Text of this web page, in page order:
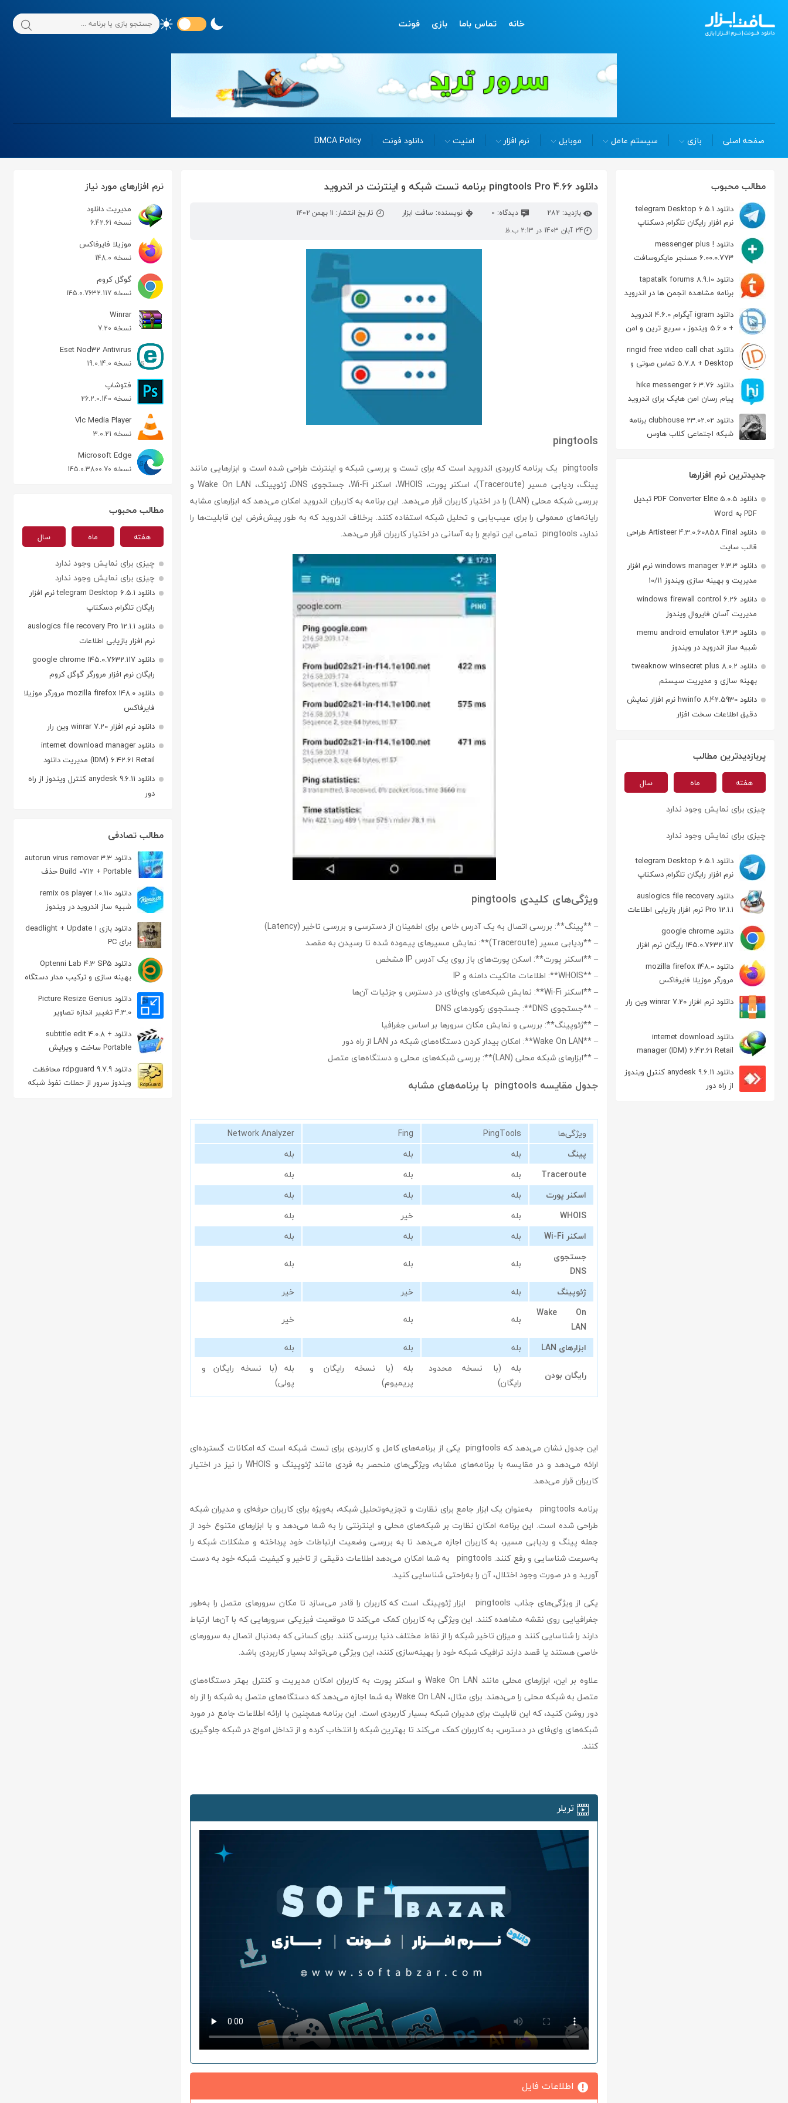
خانه تماس باما بازی فونت
صفحه اصلی بازی سیستم عامل موبایل نرم افزار امنیت دانلود فونت DMCA Policy
مطالب محبوب
دانلود telegram Desktop 6.5.1
نرم افزار رایگان تلگرام دسکتاپ
دانلود messenger plus !
6.00.0.773 مسنجر مایکروسافت
دانلود tapatalk forums 8.9.10
برنامه مشاهده انجمن ها در اندروید
دانلود igram آیگرام 4.6.0 اندروید
+ 5.6.0 ویندوز ، سریع ترین و امن
ترین نسخه تلگرام
دانلود ringid free video call chat
5.7.8 + Desktop تماس صوتی و
تصویری در اندروید
دانلود hike messenger 6.3.76
پیام‌ رسان‌ امن هایک برای اندروید
دانلود clubhouse 23.02.02 برنامه
شبکه اجتماعی کلاب هاوس
جدیدترین نرم افزارها
دانلود PDF Converter Elite 5.0.5 تبدیل
PDF به Word
دانلود Artisteer 4.3.0.60858 Final طراحی
قالب سایت
دانلود windows manager 2.3.3 نرم افزار
مدیریت و بهینه سازی ویندوز 10/11
دانلود windows firewall control 6.26
مدیریت آسان فایروال ویندوز
دانلود memu android emulator 9.3.3
شبیه ساز اندروید در ویندوز
دانلود tweaknow winsecret plus 8.0.2
بهینه سازی و مدیریت سیستم
دانلود hwinfo 8.42.5930 نرم افزار نمایش
دقیق اطلاعات سخت افزار
پربازدیدترین مطالب
هفته ماه سال
چیزی برای نمایش وجود ندارد
چیزی برای نمایش وجود ندارد
دانلود telegram Desktop 6.5.1
نرم افزار رایگان تلگرام دسکتاپ
دانلود auslogics file recovery
Pro 12.1.1 نرم افزار بازیابی اطلاعات
دانلود google chrome
145.0.7632.117 رایگان نرم افزار
مرورگر گوگل کروم
دانلود mozilla firefox 148.0
مرورگر موزیلا فایرفاکس
دانلود نرم افزار winrar 7.20 وین رار
دانلود internet download
manager (IDM) 6.42.61 Retail
مدیریت دانلود
دانلود anydesk 9.6.11 کنترل ویندوز
از راه دور
دانلود pingtools Pro 4.66 برنامه تست شبکه و اینترنت در اندروید
بازدید: 282 دیدگاه: 0 نویسنده: سافت ابزار
تاریخ انتشار: ۱۱ بهمن ۱۴۰۲
24 آبان 1403 در 2:13 ب.ظ
pingtools
pingtools یک برنامه کاربردی اندروید است که برای تست و بررسی شبکه و اینترنت طراحی شده است و ابزارهایی مانند
پینگ، ردیابی مسیر (Traceroute)، اسکنر پورت، WHOIS، اسکنر Wi-Fi، جستجوی DNS، ژئوپینگ، Wake On LAN و
بررسی شبکه محلی (LAN) را در اختیار کاربران قرار می‌دهد. این برنامه به کاربران اندروید امکان می‌دهد که ابزارهای مشابه
رایانه‌های معمولی را برای عیب‌یابی و تحلیل شبکه استفاده کنند. برخلاف اندروید که به طور پیش‌فرض این قابلیت‌ها را
ندارد، pingtools تمامی این توابع را به آسانی در اختیار کاربران قرار می‌دهد.
ویژگی‌های کلیدی pingtools
– **پینگ**: بررسی اتصال به یک آدرس خاص برای اطمینان از دسترسی و بررسی تاخیر (Latency)
– **ردیابی مسیر (Traceroute)**: نمایش مسیرهای پیموده شده تا رسیدن به مقصد
– **اسکنر پورت**: اسکن پورت‌های باز روی یک آدرس IP مشخص
– **WHOIS**: اطلاعات مالکیت دامنه و IP
– **اسکنر Wi-Fi**: نمایش شبکه‌های وای‌فای در دسترس و جزئیات آن‌ها
– **جستجوی DNS**: جستجوی رکوردهای DNS
– **ژئوپینگ**: بررسی و نمایش مکان سرورها بر اساس جغرافیا
– **Wake On LAN**: امکان بیدار کردن دستگاه‌های شبکه در LAN از راه دور
– **ابزارهای شبکه محلی (LAN)**: بررسی شبکه‌های محلی و دستگاه‌های متصل
جدول مقایسه pingtools با برنامه‌های مشابه
ویژگی‌ها PingTools
Fing
Network Analyzer
پینگ
بله بله
بله
Traceroute
بله بله
بله
اسکنر پورت
بله بله
بله
WHOIS
بله خیر
بله
اسکنر Wi-Fi
بله بله
بله
جستجوی
DNS
بله بله
بله
ژئوپینگ
بله خیر
خیر
Wake On
LAN
بله بله
خیر
ابزارهای LAN
بله بله
بله
رایگان بودن
بله (با نسخه محدود
رایگان)
بله (با نسخه رایگان و
پریمیوم)
بله (با نسخه رایگان و
پولی)
این جدول نشان می‌دهد که pingtools یکی از برنامه‌های کامل و کاربردی برای تست شبکه است که امکانات گسترده‌ای
ارائه می‌دهد و در مقایسه با برنامه‌های مشابه، ویژگی‌های منحصر به فردی مانند ژئوپینگ و WHOIS را نیز در اختیار
کاربران قرار می‌دهد.
برنامه pingtools به‌عنوان یک ابزار جامع برای نظارت و تجزیه‌وتحلیل شبکه، به‌ویژه برای کاربران حرفه‌ای و مدیران شبکه
طراحی شده است. این برنامه امکان نظارت بر شبکه‌های محلی و اینترنتی را به شما می‌دهد و با ابزارهای متنوع خود از
جمله پینگ و ردیابی مسیر، به کاربران اجازه می‌دهد تا به بررسی وضعیت ارتباطات خود پرداخته و مشکلات شبکه را
به‌سرعت شناسایی و رفع کنند. pingtools به شما امکان می‌دهد اطلاعات دقیقی از تاخیر و کیفیت شبکه خود به دست
آورید و در صورت وجود اختلال، آن را به‌راحتی شناسایی کنید.
یکی از ویژگی‌های جذاب pingtools ابزار ژئوپینگ است که کاربران را قادر می‌سازد تا مکان سرورهای متصل را به‌طور
جغرافیایی روی نقشه مشاهده کنند. این ویژگی به کاربران کمک می‌کند تا موقعیت فیزیکی سرورهایی که با آن‌ها ارتباط
دارند را شناسایی کنند و میزان تاخیر شبکه را از نقاط مختلف دنیا بررسی کنند. برای کسانی که به‌دنبال اتصال به سرورهای
خاصی هستند یا قصد دارند ترافیک شبکه خود را بهینه‌سازی کنند، این ویژگی می‌تواند بسیار کاربردی باشد.
علاوه بر این، ابزارهای محلی مانند Wake On LAN و اسکنر پورت به کاربران امکان مدیریت و کنترل بهتر دستگاه‌های
متصل به شبکه محلی را می‌دهند. برای مثال، Wake On LAN به شما اجازه می‌دهد که دستگاه‌های متصل به شبکه را از راه
دور روشن کنید، که این قابلیت برای مدیران شبکه بسیار کاربردی است. این برنامه همچنین با ارائه اطلاعات جامع در مورد
شبکه‌های وای‌فای در دسترس، به کاربران کمک می‌کند تا بهترین شبکه را انتخاب کرده و از تداخل امواج در شبکه جلوگیری
کنند.
تریلر
اطلاعات فایل
نرم افزارهای مورد نیاز
مدیریت دانلود
نسخه 6.42.61
موزیلا فایرفاکس
نسخه 148.0
گوگل کروم
نسخه 145.0.7632.117
Winrar
نسخه 7.20
Eset Nod32 Antivirus
نسخه 19.0.14.0
فتوشاپ
نسخه 26.2.0.140
Vlc Media Player
نسخه 3.0.21
Microsoft Edge
نسخه 145.0.3800.70
مطالب محبوب
هفته ماه سال
چیزی برای نمایش وجود ندارد
چیزی برای نمایش وجود ندارد
دانلود telegram Desktop 6.5.1 نرم افزار
رایگان تلگرام دسکتاپ
دانلود auslogics file recovery Pro 12.1.1
نرم افزار بازیابی اطلاعات
دانلود google chrome 145.0.7632.117
رایگان نرم افزار مرورگر گوگل کروم
دانلود mozilla firefox 148.0 مرورگر موزیلا
فایرفاکس
دانلود نرم افزار winrar 7.20 وین رار
دانلود internet download manager
(IDM) 6.42.61 Retail مدیریت دانلود
دانلود anydesk 9.6.11 کنترل ویندوز از راه
دور
مطالب تصادفی
دانلود autorun virus remover 3.3
Build 0712 + Portable حذف
ویروس Autorun
دانلود remix os player 1.0.110
شبیه ساز اندروید در ویندوز
دانلود بازی deadlight + Update 1
برای PC
دانلود Optenni Lab 4.3 SP5
بهینه سازی و ترکیب مدار دستگاه
مایکروویو
دانلود Picture Resize Genius
4.3.0 تغییر اندازه تصاویر
دانلود subtitle edit 4.0.8 +
Portable ساخت و ویرایش
زیرنویس فیلم
دانلود rdpguard 9.7.9 محافظت
ویندوز سرور از حملات نفوذ شبکه